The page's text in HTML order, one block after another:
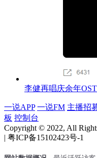
李健再唱庆余年
一说APP 一说FM 主播招
板 控制台
Copyright © 2022, All
| 粤ICP备15102423号-1